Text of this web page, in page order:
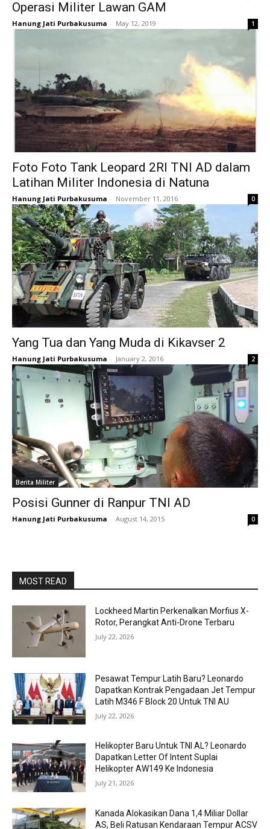
Operasi Militer Lawan GAM
Hanung Jati Purbakusuma - May 12, 2019 1
Foto Foto Tank Leopard 2RI TNI AD dalam
Latihan Militer Indonesia di Natuna
Hanung Jati Purbakusuma - November 11, 2016 0
Yang Tua dan Yang Muda di Kikavser 2
Hanung Jati Purbakusuma - January 2, 2016 2
Berita Militer
Posisi Gunner di Ranpur TNI AD
Hanung Jati Purbakusuma - August 14, 2015 0
MOST READ
Lockheed Martin Perkenalkan Morfius X-
Rotor, Perangkat Anti-Drone Terbaru
July 22, 2026
Pesawat Tempur Latih Baru? Leonardo
Dapatkan Kontrak Pengadaan Jet Tempur
Latih M346 F Block 20 Untuk TNI AU
July 22, 2026
Helikopter Baru Untuk TNI AL? Leonardo
Dapatkan Letter Of Intent Suplai
Helikopter AW149 Ke Indonesia
July 21, 2026
Kanada Alokasikan Dana 1,4 Miliar Dollar
AS, Beli Ratusan Kendaraan Tempur ACSV